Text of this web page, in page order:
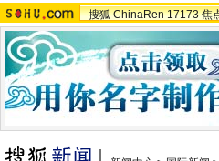
搜狐 ChinaRen 17173 焦